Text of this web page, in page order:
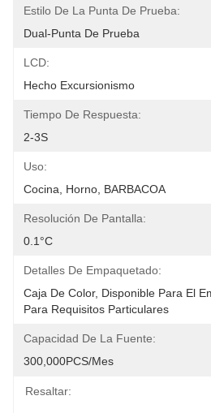
Estilo De La Punta De Prueba:
Dual-Punta De Prueba
LCD:
Hecho Excursionismo
Tiempo De Respuesta:
2-3S
Uso:
Cocina, Horno, BARBACOA
Resolución De Pantalla:
0.1°C
Detalles De Empaquetado:
Caja De Color, Disponible Para El
Para Requisitos Particulares
Capacidad De La Fuente:
300,000PCS/mes
Resaltar: